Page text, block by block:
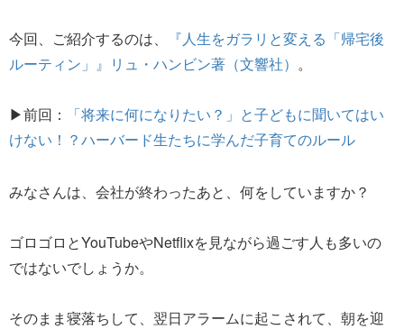
今回、ご紹介するのは、
『人生をガラリと変える「帰宅後
ルーティン」』リュ・ハンビン著（文響社） 。
▶前回：
「将来に何になりたい？」と子どもに聞いてはい
けない！？ハーバード生たちに学んだ子育てのルール
みなさんは、会社が終わったあと、何をしていますか？
ゴロゴロとYouTubeやNetflixを見ながら過ごす人も多いの
ではないでしょうか。
そのまま寝落ちして、翌日アラームに起こされて、朝を迎